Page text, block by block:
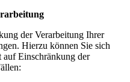
der Verarbeitung Ihrer
Hierzu können Sie sich
auf Einschränkung der